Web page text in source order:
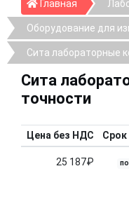
Главная Главная
Оборудование для
Сита лабораторные
Сита лабораторные контрольной
точности
Цена без НДС Срок
25 187₽